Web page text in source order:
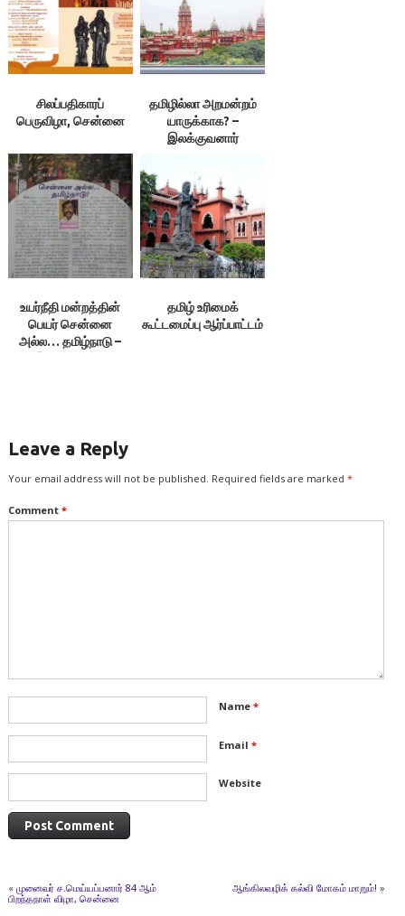
சிலப்பதிகாரப்
பெருவிழா, சென்னை
தமிழில்லா அறமன்றம்
யாருக்காக? –
இலக்குவனார்
உயர்நீதி மன்றத்தின்
பெயர் சென்னை
அல்ல… தமிழ்நாடு –
தமிழ் உரிமைக்
கூட்டமைப்பு ஆர்ப்பாட்டம்
Leave a Reply
Your email address will not be published. Required fields are marked *
Comment *
Name *
Email *
Website
« முனைவர் ச.மெய்யப்பனார் 84 ஆம்
பிறந்தநாள் விழா, சென்னை
ஆங்கிலவழிக் கல்வி மோகம் மாறும்! »